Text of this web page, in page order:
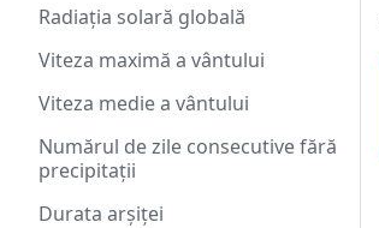
Radiația solară globală
Viteza maximă a vântului
Viteza medie a vântului
Numărul de zile consecutive fără
precipitații
Durata arșiței